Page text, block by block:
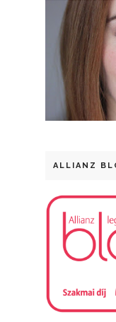
ALLIANZ